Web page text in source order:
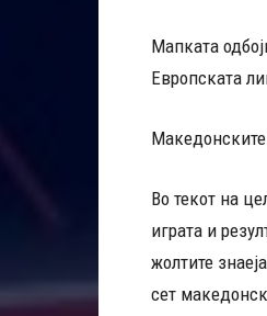
Мапката
Европската
Македонските
Во текот на
играта и
жолтите
сет